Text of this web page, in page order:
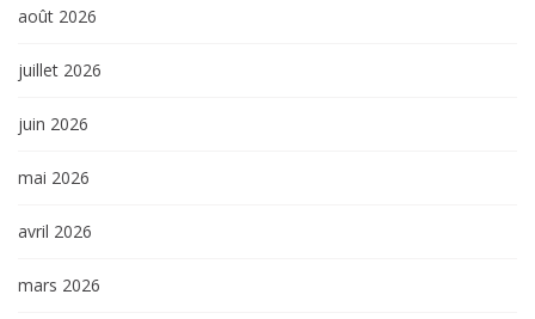
août 2026
juillet 2026
juin 2026
mai 2026
avril 2026
mars 2026